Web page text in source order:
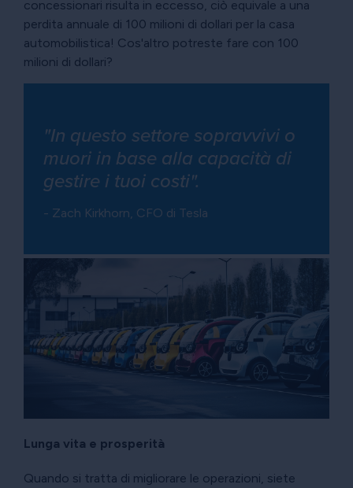
concessionari risulta in eccesso, ciò equivale a una
perdita annuale di 100 milioni di dollari per la casa
automobilistica! Cos'altro potreste fare con 100
milioni di dollari?
"In questo settore sopravvivi o
muori in base alla capacità di
gestire i tuoi costi".
- Zach Kirkhorn, CFO di Tesla
Lunga vita e prosperità
Quando si tratta di migliorare le operazioni, siete